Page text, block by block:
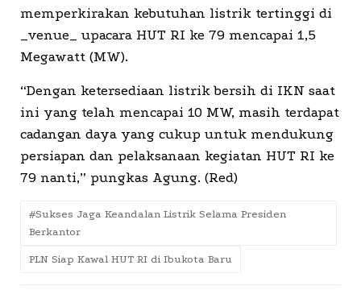
memperkirakan kebutuhan listrik tertinggi di
_venue_ upacara HUT RI ke 79 mencapai 1,5
Megawatt (MW).
“Dengan ketersediaan listrik bersih di IKN saat
ini yang telah mencapai 10 MW, masih terdapat
cadangan daya yang cukup untuk mendukung
persiapan dan pelaksanaan kegiatan HUT RI ke
79 nanti,” pungkas Agung. (Red)
#Sukses Jaga Keandalan Listrik Selama Presiden
Berkantor
PLN Siap Kawal HUT RI di Ibukota Baru